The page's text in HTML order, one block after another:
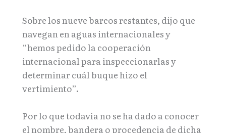
Sobre los nueve barcos restantes, dijo que
navegan en aguas internacionales y
“hemos pedido la cooperación
internacional para inspeccionarlas y
determinar cuál buque hizo el
vertimiento”.
Por lo que todavía no se ha dado a conocer
el nombre, bandera o procedencia de dicha